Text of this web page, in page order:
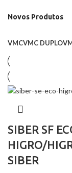
Novos Produtos
VMCVMC DUPLO
SIBER SF
HIGRO/
SIBER